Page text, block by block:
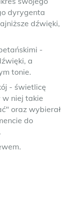
dyrygenta
dźwięki,
-
a
tonie.
- świetlicę
w niej takie
oraz wybierał
do